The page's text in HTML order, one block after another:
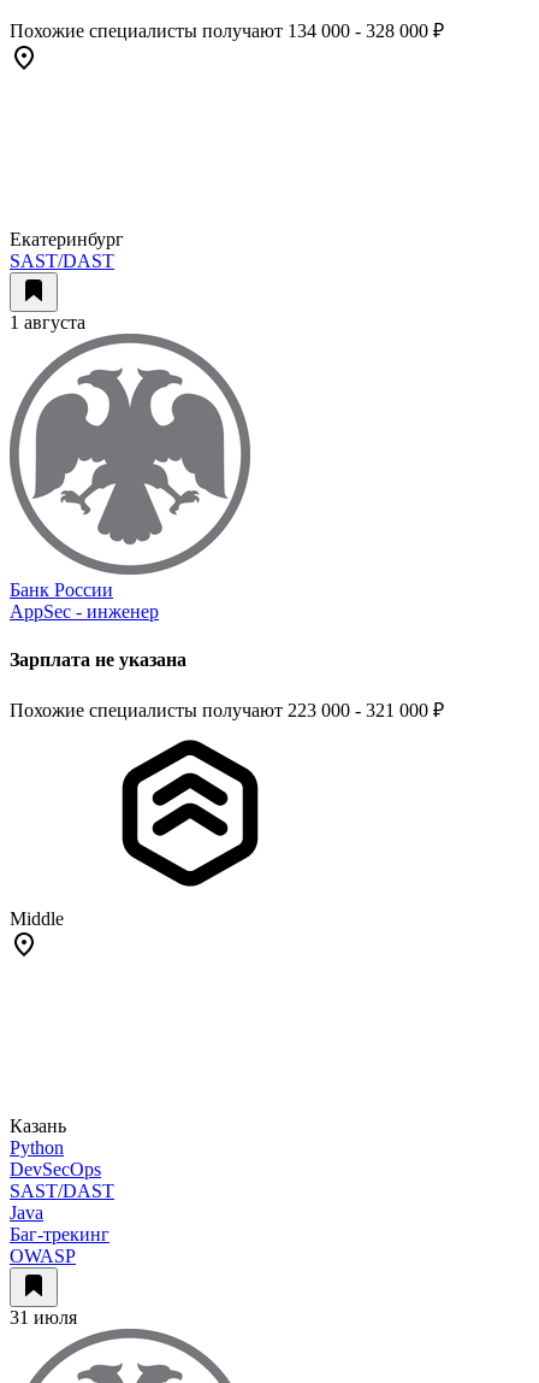
Похожие специалисты получают 134 000 - 328 000 ₽
Екатеринбург
SAST/DAST
1 августа
Банк России
AppSeс - инженер
Зарплата не указана
Похожие специалисты получают 223 000 - 321 000 ₽
Middle
Казань
Python
DevSecOps
SAST/DAST
Java
Баг-трекинг
OWASP
31 июля